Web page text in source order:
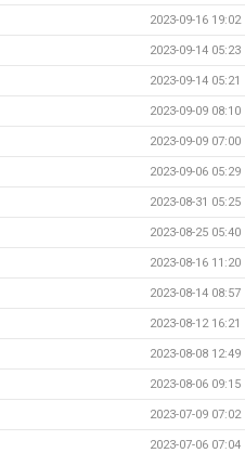
2023-09-16 19:02
2023-09-14 05:23
2023-09-14 05:21
2023-09-09 08:10
2023-09-09 07:00
2023-09-06 05:29
2023-08-31 05:25
2023-08-25 05:40
2023-08-16 11:20
2023-08-14 08:57
2023-08-12 16:21
2023-08-08 12:49
2023-08-06 09:15
2023-07-09 07:02
2023-07-06 07:04